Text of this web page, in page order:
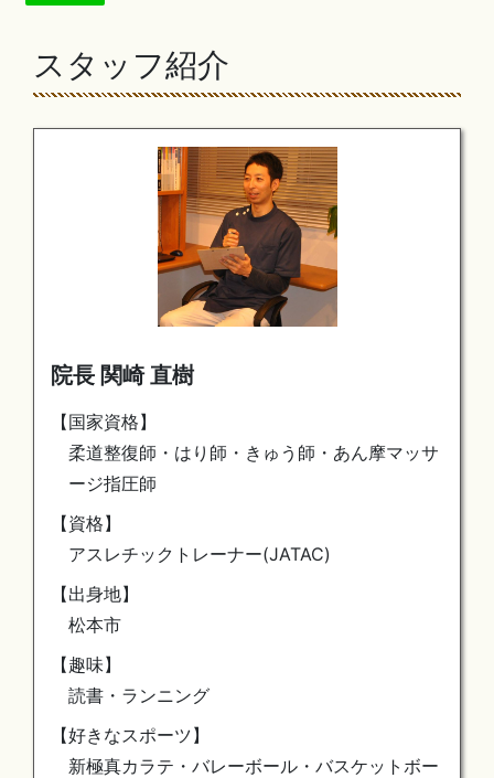
スタッフ紹介
院長 関崎 直樹
【国家資格】
柔道整復師・はり師・きゅう師・あん摩マッサ
ージ指圧師
【資格】
アスレチックトレーナー(JATAC)
【出身地】
松本市
【趣味】
読書・ランニング
【好きなスポーツ】
新極真カラテ・バレーボール・バスケットボー